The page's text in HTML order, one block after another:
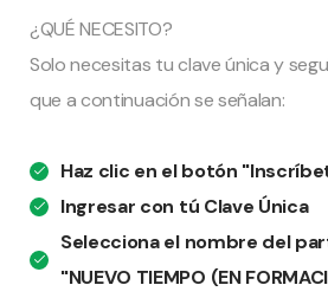
¿QUÉ NECESITO?
Solo necesitas tu clave única y
que a continuación se señalan:
Haz clic en el botón
Ingresar con tú Clave Única
Selecciona el nombre del
"NUEVO TIEMPO (EN